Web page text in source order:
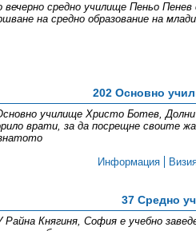
средно училище Пеньо Пенев
на средно образование на
202 Основно
училище Христо Ботев, Долни
врати, за да посрещне своите
Информация
37 Средно
Райна Княгиня, София е учебно